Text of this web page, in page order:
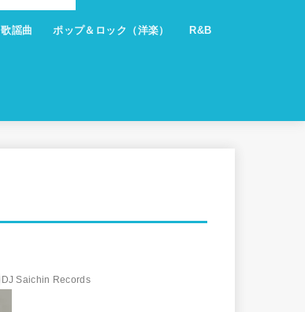
歌謡曲 ポップ＆ロック（洋楽） R&B
DJ Saichin Records